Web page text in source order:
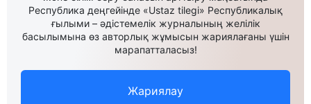
Республика деңгейінде «Ustaz tilegi» Республикалық
ғылыми – әдістемелік журналының желілік
басылымына өз авторлық жұмысын жариялағаны үшін
марапатталасыз!
Жариялау